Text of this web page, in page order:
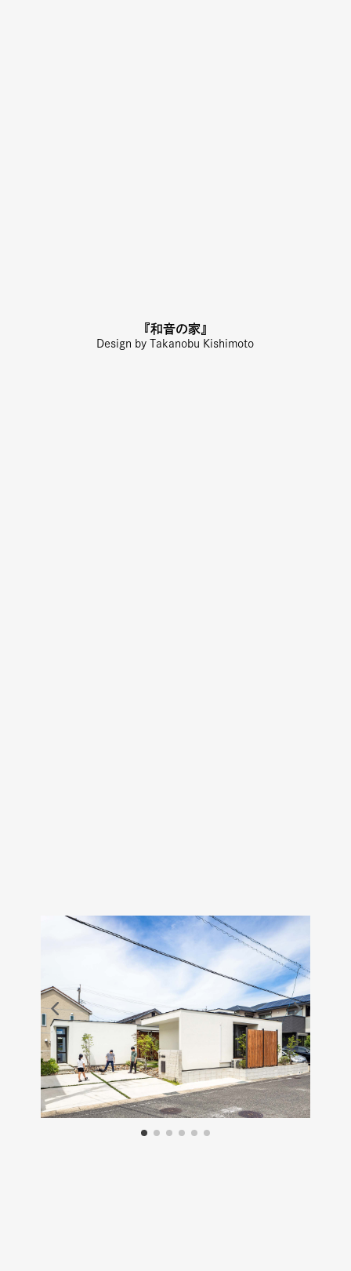
『和音の家』
Design by Takanobu Kishimoto